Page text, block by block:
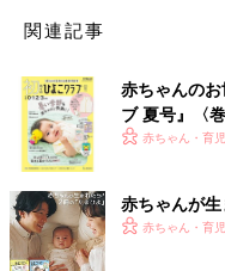
インリンさん一家は、長男
日本でも台湾でもインリ
は続き、長男が幼稚園の
状のピークを迎えたのです
「台湾に来て、 幼稚園 に
炎をもらってくるし、風
りませんでした。そこで
関連記事
赤ちゃんの
ブ 夏号』〈
く！ おっぱ
赤ちゃん・育児
赤ちゃんが生
赤ちゃん・育児